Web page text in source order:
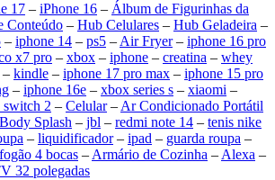
17 – iPhone 16 – Álbum de Figurinhas da
Conteúdo – Hub Celulares – Hub Geladeira –
– iphone 14 – ps5 – Air Fryer– iphone 16 pro
x7 pro – xbox – iphone – creatina – whey
– kindle – iphone 17 pro max – iphone 15 pro
– iphone 16e – xbox series s – xiaomi –
switch 2 – Celular– Ar Condicionado Portátil
Body Splash – jbl – redmi note 14 – tenis nike
– liquidificador– ipad – guarda roupa –
fogão 4 bocas – Armário de Cozinha – Alexa –
32 polegadas